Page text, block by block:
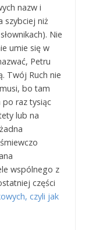
nazw i
szybciej niż
Nie
umie się w
Petru
Twój Ruch nie
bo tam
po raz tysiąc
lub na
wspólnego z
części
czyli jak